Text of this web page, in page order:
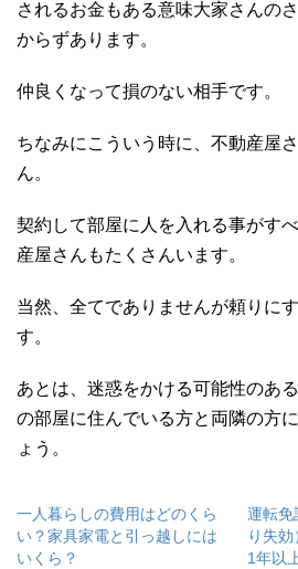
されるお金もある意味大家さんの
からずあります。
仲良くなって損のない相手です。
ちなみにこういう時に、不動産屋
ん。
契約して部屋に人を入れる事がす
産屋さんもたくさんいます。
当然、全てでありませんが頼りに
す。
あとは、迷惑をかける可能性のあ
の部屋に住んでいる方と両隣の方
ょう。
一人暮らしの費用はどのくら
い？家具家電と引っ越しには
いくら？
運転免
り失
1年以